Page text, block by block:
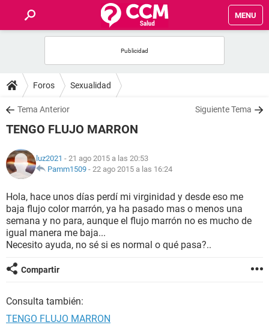
MENU
FOROS
SALUD
NUTRICIÓN
BIENESTAR
SEXUALIDAD
GLOSARIO
Foros Sexualidad
Tema Anterior Siguiente Tema
TENGO FLUJO MARRON
luz2021 - 21 ago 2015 a las 20:53
Pamm1509 - 22 ago 2015 a las 16:24
Hola, hace unos días perdí mi virginidad y desde eso me
baja flujo color marrón, ya ha pasado mas o menos una
semana y no para, aunque el flujo marrón no es mucho de
igual manera me baja...
Necesito ayuda, no sé si es normal o qué pasa?..
Compartir
Consulta también:
TENGO FLUJO MARRON